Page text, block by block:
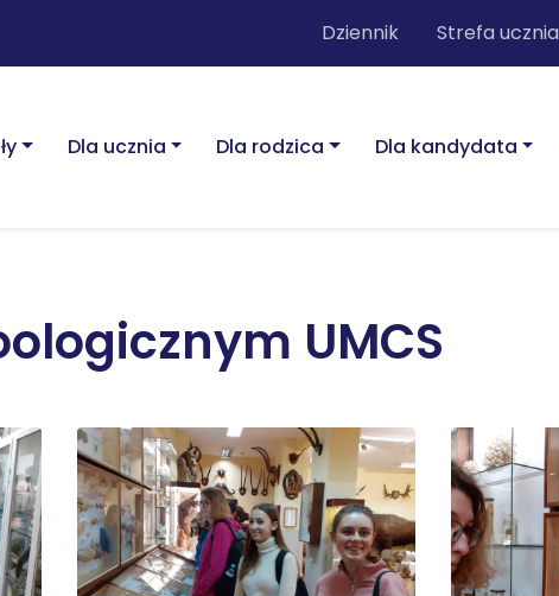
Dziennik Strefa ucznia
Dla ucznia Dla rodzica Dla kandydata
UMCS